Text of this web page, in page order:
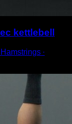
kettlebell
∙